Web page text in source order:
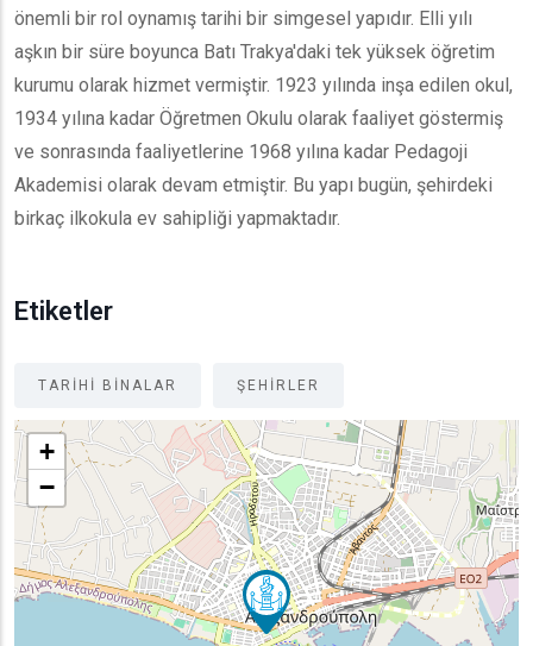
önemli bir rol oynamış tarihi bir simgesel yapıdır. Elli yılı
aşkın bir süre boyunca Batı Trakya'daki tek yüksek öğretim
kurumu olarak hizmet vermiştir. 1923 yılında inşa edilen okul,
1934 yılına kadar Öğretmen Okulu olarak faaliyet göstermiş
ve sonrasında faaliyetlerine 1968 yılına kadar Pedagoji
Akademisi olarak devam etmiştir. Bu yapı bugün, şehirdeki
birkaç ilkokula ev sahipliği yapmaktadır.
Etiketler
TARIHI BINALAR ŞEHIRLER
+
−